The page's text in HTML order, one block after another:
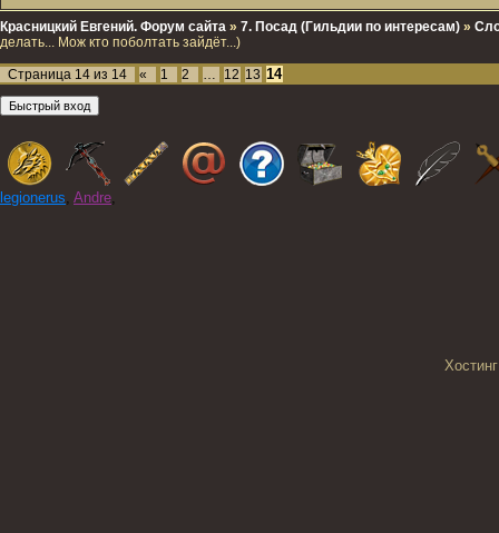
Красницкий Евгений. Форум сайта » 7. Посад (Гильдии по интересам) »
делать... Мож кто поболтать зайдёт...)
Страница 14 из 14 « 1 2 … 12 13 14
legionerus, Andre,